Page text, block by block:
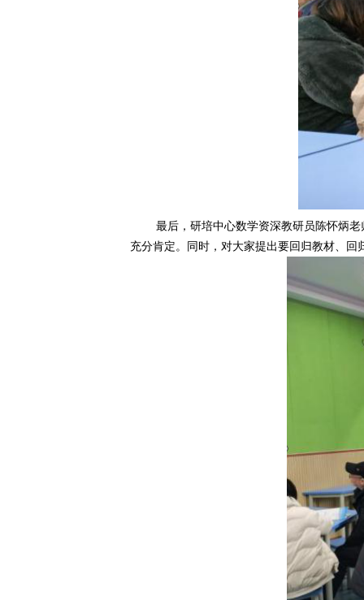
最后，研培中心数学资深教研员陈怀炳
充分肯定。同时，对大家提出要回归教材、